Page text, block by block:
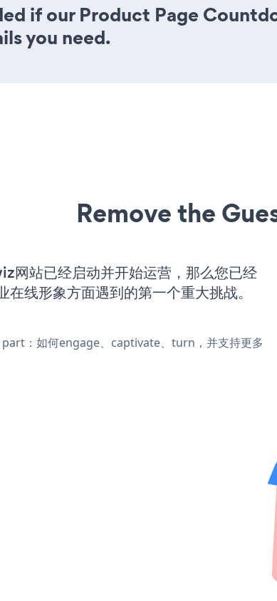
if our Product Page
you need.
Remove the
网站已经启动并开始运营，那么您已经
在线形象方面遇到的第一个重大挑战。
：如何engage、captivate、turn，并支持更多